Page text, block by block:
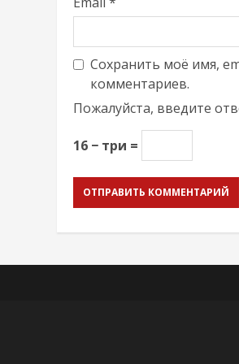
Сохранить моё имя,
комментариев.
Пожалуйста, введите
16 − три =